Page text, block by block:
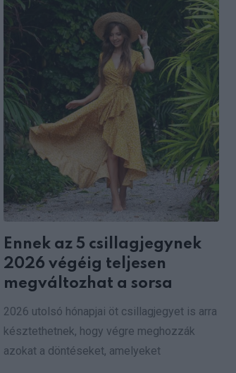
Ennek az 5 csillagjegynek
2026 végéig teljesen
megváltozhat a sorsa
2026 utolsó hónapjai öt csillagjegyet is arra
késztethetnek, hogy végre meghozzák
azokat a döntéseket, amelyeket